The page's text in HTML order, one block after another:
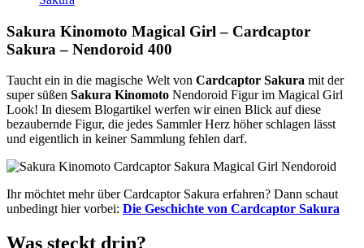
Sakura Kinomoto Magical Girl – Cardcaptor
Sakura – Nendoroid 400
Taucht ein in die magische Welt von Cardcaptor Sakura mit der
super süßen Sakura Kinomoto Nendoroid Figur im Magical Girl
Look! In diesem Blogartikel werfen wir einen Blick auf diese
bezaubernde Figur, die jedes Sammler Herz höher schlagen lässt
und eigentlich in keiner Sammlung fehlen darf.
Ihr möchtet mehr über Cardcaptor Sakura erfahren? Dann schaut
unbedingt hier vorbei: Die Geschichte von Cardcaptor Sakura
Was steckt drin?